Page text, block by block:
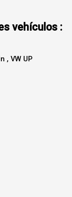
vehículos :
, VW UP